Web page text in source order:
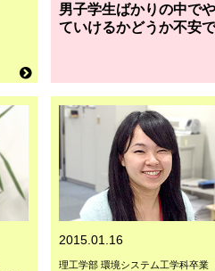
男子学生ばかりの中で
ていけるかどうか不安で
2015.01.16
理工学部 環境システム工学科卒業